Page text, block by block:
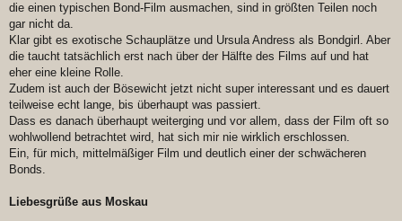
die einen typischen Bond-Film ausmachen, sind in größten Teilen noch
gar nicht da.
Klar gibt es exotische Schauplätze und Ursula Andress als Bondgirl. Aber
die taucht tatsächlich erst nach über der Hälfte des Films auf und hat
eher eine kleine Rolle.
Zudem ist auch der Bösewicht jetzt nicht super interessant und es dauert
teilweise echt lange, bis überhaupt was passiert.
Dass es danach überhaupt weiterging und vor allem, dass der Film oft so
wohlwollend betrachtet wird, hat sich mir nie wirklich erschlossen.
Ein, für mich, mittelmäßiger Film und deutlich einer der schwächeren
Bonds.
Liebesgrüße aus Moskau